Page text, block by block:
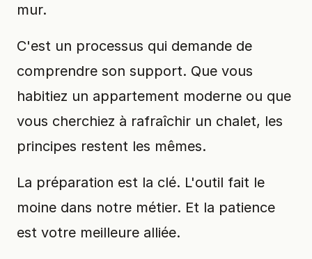
mur.
C'est un processus qui demande de
comprendre son support. Que vous
habitiez un appartement moderne ou que
vous cherchiez à rafraîchir un chalet, les
principes restent les mêmes.
La préparation est la clé. L'outil fait le
moine dans notre métier. Et la patience
est votre meilleure alliée.